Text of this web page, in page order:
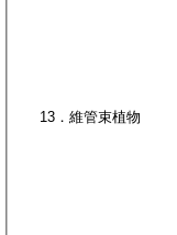
13．維管束植物